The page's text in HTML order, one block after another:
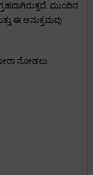
ಮುಂದಿನ
ಈ ಅನುಕ್ರಮವು
ನೋಡಲು